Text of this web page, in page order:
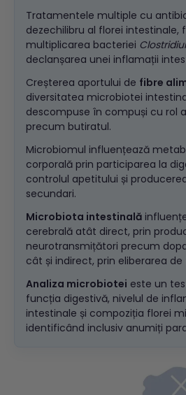
Tratamentele multiple cu
dezechilibru al florei intestinale,
multiplicarea bacteriei
declanșarea unei inflamații
Creșterea aportului de fibre
diversitatea microbiotei
descompuse în compuși cu rol
precum butiratul.
Microbiomul influențează
corporală prin participarea la
controlul apetitului și
secundari.
Microbiota intestinală
cerebrală atât direct, prin
neurotransmițători precum
cât și indirect, prin eliberarea de
Analiza microbiotei este un
funcția digestivă, nivelul de
intestinale și compoziția florei
identificând inclusiv anumiți